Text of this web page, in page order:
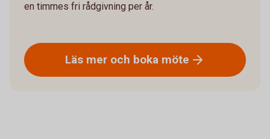
en timmes fri rådgivning per år.
Läs mer och boka möte